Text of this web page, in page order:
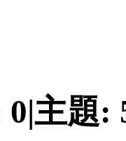
0|主題: